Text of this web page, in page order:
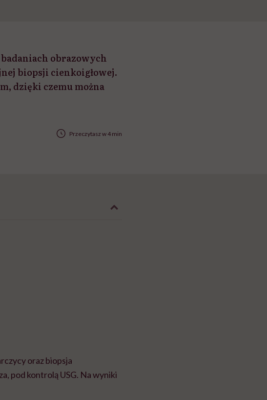
obrazowych
biopsji cienkoigłowej.
dzięki czemu można
Przeczytasz w 4 min
oraz biopsja
pod kontrolą USG. Na wyniki